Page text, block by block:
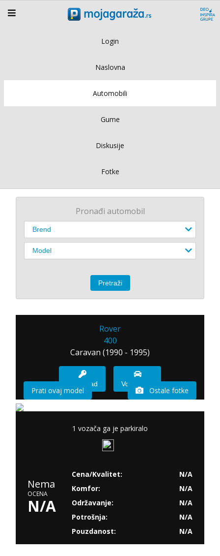
Login
Naslovna
Automobili
Gume
Diskusije
Fotke
Pronađi automobil
Rover
400
Caravan (1990 - 1995)
Imam sad Vozio sam
Prati ovaj model Ostale fotke
1 vozača ga je parkiralo
Nema
OCENA
N/A
Cena/Kvalitet:
N/A
Komfor:
N/A
Održavanje:
N/A
Potrošnja:
N/A
Pouzdanost:
N/A